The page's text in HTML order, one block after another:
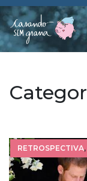
RETROSPECTIVA,